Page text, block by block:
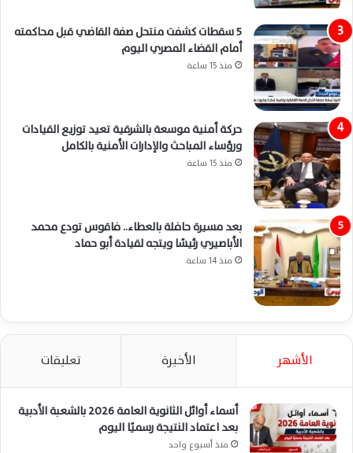
5 سقطات كشفت منتحل صفة القاضي قبل محاكمته
أمام القضاء المصري اليوم
منذ 15 ساعة
حركة أمنية موسعة بالشرقية تعيد توزيع القيادات
ورؤساء المباحث والإدارات الأمنية بالكامل
منذ 15 ساعة
بعد مسيرة حافلة بالعطاء.. فاقوس تودع محمد
الأباصيري رئيسًا ويتجه لقيادة أبو حماد
منذ 14 ساعة
الأشهر الأخيرة تعليقات
أسماء أوائل الثانوية العامة 2026 بالشعبة الأدبية
بعد اعتماد النتيجة رسميًا اليوم
منذ أسبوع واحد